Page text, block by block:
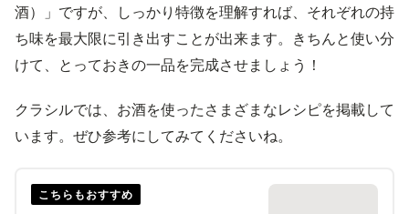
酒）」ですが、しっかり特徴を理解すれば、それぞれの持
ち味を最大限に引き出すことが出来ます。きちんと使い分
けて、とっておきの一品を完成させましょう！
クラシルでは、お酒を使ったさまざまなレシピを掲載して
います。ぜひ参考にしてみてくださいね。
こちらもおすすめ